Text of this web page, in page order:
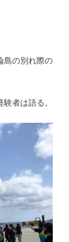
島の別れ際の
者は語る。